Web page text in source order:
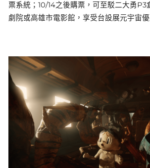
票系統；10/14之後購票，可至駁二大勇P3
劇院或高雄市電影館，享受台設展元宇宙優